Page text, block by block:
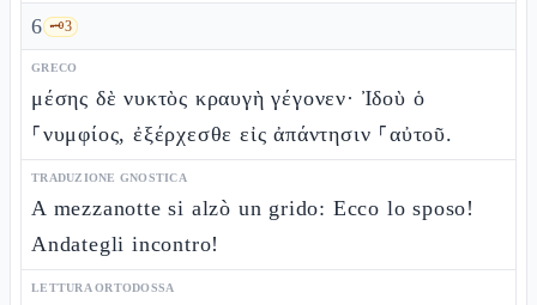
6 🗝️3
GRECO
μέσης δὲ νυκτὸς κραυγὴ γέγονεν· Ἰδοὺ ὁ
⸀νυμφίος, ἐξέρχεσθε εἰς ἀπάντησιν ⸀αὐτοῦ.
TRADUZIONE GNOSTICA
A mezzanotte si alzò un grido: Ecco lo sposo!
Andategli incontro!
LETTURA ORTODOSSA